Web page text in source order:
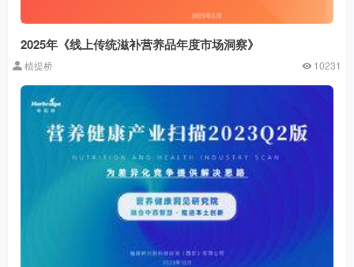
2025年《线上传统滋补营养品年度市场洞察》
植提桥 10231